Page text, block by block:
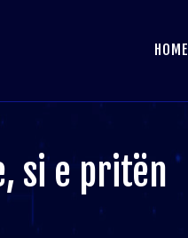
HOME
si e pritën